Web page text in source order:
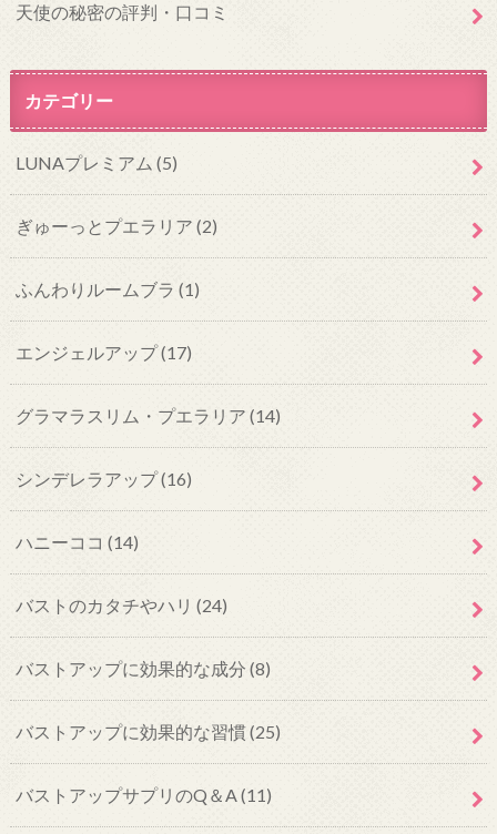
天使の秘密の評判・口コミ
カテゴリー
LUNAプレミアム (5)
ぎゅーっとプエラリア (2)
ふんわりルームブラ (1)
エンジェルアップ(17)
グラマラスリム・プエラリア (14)
シンデレラアップ(16)
ハニーココ (14)
バストのカタチやハリ (24)
バストアップに効果的な成分 (8)
バストアップに効果的な習慣(25)
バストアップサプリのQ＆A(11)